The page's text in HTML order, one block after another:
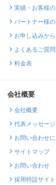
実績・お客様
パートナー様
お申し込みか
よくあるご質問
料金表
会社概要
会社概要
代表メッセージ
お問い合わせ
サイトマップ
お問い合わせ
採用特設サイト